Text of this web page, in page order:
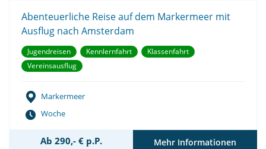
Abenteuerliche Reise auf dem Markermeer mit
Ausflug nach Amsterdam
Jugendreisen Kennlernfahrt
Klassenfahrt
Vereinsausflug
Markermeer
Woche
Ab 290,- € p.P. Mehr Informationen